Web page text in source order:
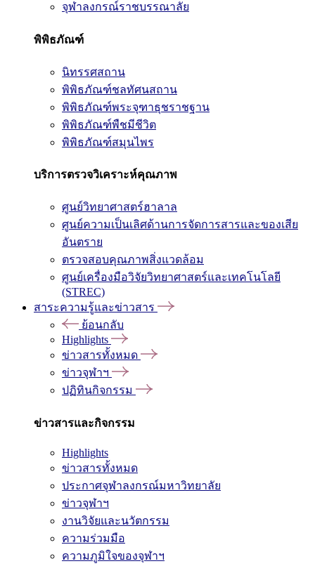
จุฬาลงกรณ์ราชบรรณาลัย
พิพิธภัณฑ์
นิทรรศสถาน
พิพิธภัณฑ์ชลทัศนสถาน
พิพิธภัณฑ์พระจุฑาธุชราชฐาน
พิพิธภัณฑ์พืชมีชีวิต
พิพิธภัณฑ์สมุนไพร
บริการตรวจวิเคราะห์คุณภาพ
ศูนย์วิทยาศาสตร์ฮาลาล
ศูนย์ความเป็นเลิศด้านการจัดการสารและของเสีย
อันตราย
ตรวจสอบคุณภาพสิ่งแวดล้อม
ศูนย์เครื่องมือวิจัยวิทยาศาสตร์และเทคโนโลยี
(STREC)
สาระความรู้และข่าวสาร
ย้อนกลับ
Highlights
ข่าวสารทั้งหมด
ข่าวจุฬาฯ
ปฏิทินกิจกรรม
ข่าวสารและกิจกรรม
Highlights
ข่าวสารทั้งหมด
ประกาศจุฬาลงกรณ์มหาวิทยาลัย
ข่าวจุฬาฯ
งานวิจัยและนวัตกรรม
ความร่วมมือ
ความภูมิใจของจุฬาฯ